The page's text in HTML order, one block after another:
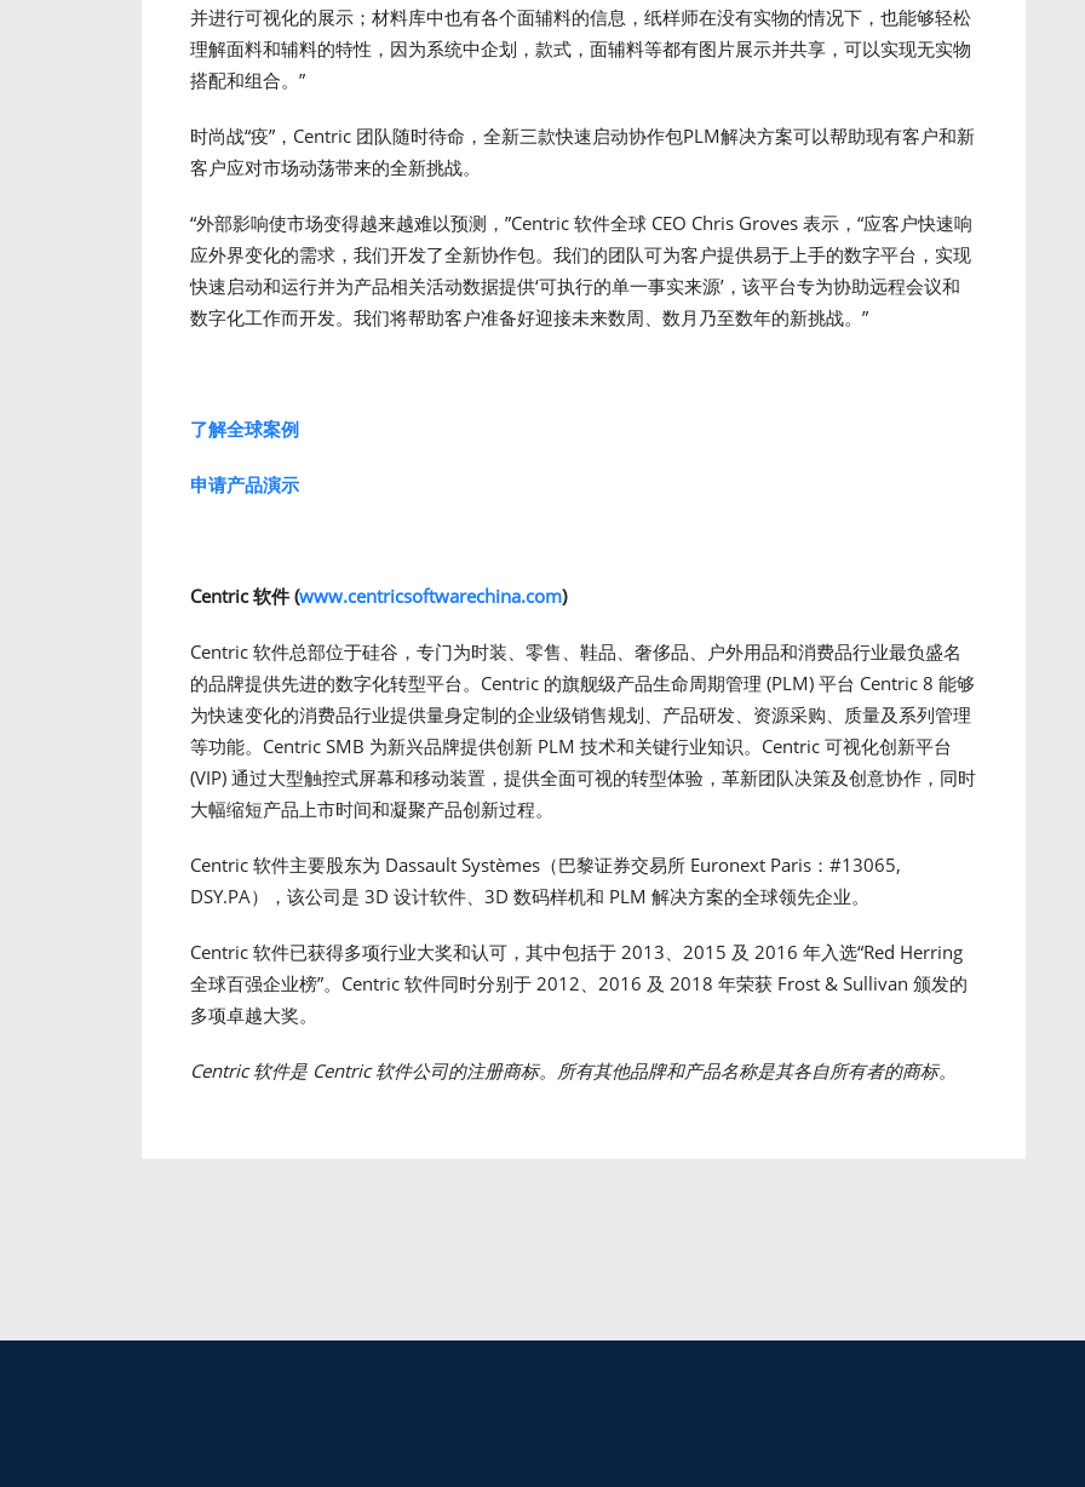
并进行可视化的展示；材料库中也有各个面辅料的信息，纸样师在没有实物的情况下，也能够轻松
理解面料和辅料的特性，因为系统中企划，款式，面辅料等都有图片展示并共享，可以实现无实物
搭配和组合。”
时尚战“疫”，Centric 团队随时待命，全新三款快速启动协作包PLM解决方案可以帮助现有客户和新
客户应对市场动荡带来的全新挑战。
“外部影响使市场变得越来越难以预测，”Centric 软件全球 CEO Chris Groves 表示，“应客户快速响
应外界变化的需求，我们开发了全新协作包。我们的团队可为客户提供易于上手的数字平台，实现
快速启动和运行并为产品相关活动数据提供‘可执行的单一事实来源’，该平台专为协助远程会议和
数字化工作而开发。我们将帮助客户准备好迎接未来数周、数月乃至数年的新挑战。”
了解全球案例
申请产品演示
Centric软件(www.centricsoftwarechina.com)
Centric 软件总部位于硅谷，专门为时装、零售、鞋品、奢侈品、户外用品和消费品行业最负盛名
的品牌提供先进的数字化转型平台。Centric 的旗舰级产品生命周期管理 (PLM) 平台 Centric 8 能够
为快速变化的消费品行业提供量身定制的企业级销售规划、产品研发、资源采购、质量及系列管理
等功能。Centric SMB 为新兴品牌提供创新 PLM 技术和关键行业知识。Centric 可视化创新平台
(VIP) 通过大型触控式屏幕和移动装置，提供全面可视的转型体验，革新团队决策及创意协作，同时
大幅缩短产品上市时间和凝聚产品创新过程。
Centric 软件主要股东为 Dassault Systèmes（巴黎证券交易所 Euronext Paris：#13065,
DSY.PA），该公司是 3D 设计软件、3D 数码样机和 PLM 解决方案的全球领先企业。
Centric 软件已获得多项行业大奖和认可，其中包括于 2013、2015 及 2016 年入选“Red Herring
全球百强企业榜”。Centric 软件同时分别于 2012、2016 及 2018 年荣获 Frost & Sullivan 颁发的
多项卓越大奖。
Centric软件是 Centric软件公司的注册商标。所有其他品牌和产品名称是其各自所有者的商标。